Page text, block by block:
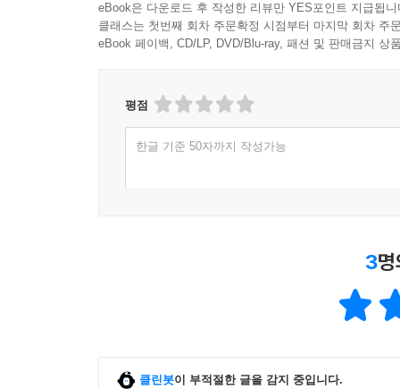
eBook은 다운로드 후 작성한 리뷰만 YES포인트 지급됩니
클래스는 첫번째 회차 주문확정 시점부터 마지막 회차 주
eBook 페이백, CD/LP, DVD/Blu-ray, 패션 및 판매금지 상
평점
한글 기준 50자까지 작성가능
3
클린봇이 부적절한 글을 감지 중입니다.